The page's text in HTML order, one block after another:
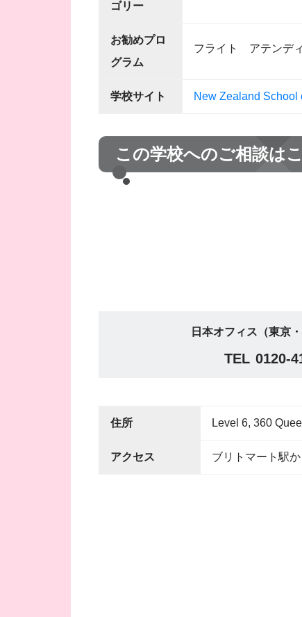
ゴリー
お勧めプロ
グラム
フライト アテンデ
学校サイト New Zealand School
この学校へのご相談は
日本オフィス（東京
TEL 0120-
住所 Level 6, 360
アクセス ブリトマート駅